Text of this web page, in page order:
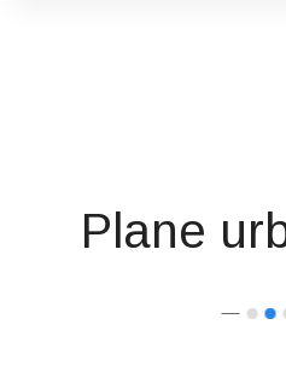
Plane